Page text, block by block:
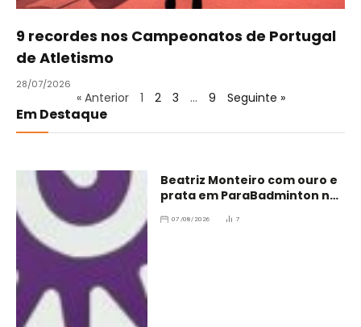
9 recordes nos Campeonatos de Portugal
de Atletismo
28/07/2026
« Anterior 1 2 3 … 9 Seguinte »
Em Destaque
Beatriz Monteiro com ouro e
prata em ParaBadminton no
07/08/2026 7